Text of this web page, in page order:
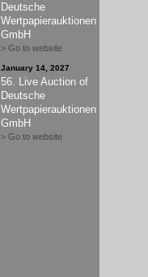
Deutsche
Wertpapierauktionen
GmbH
> Go to website
January 14, 2027
56. Live Auction of
Deutsche
Wertpapierauktionen
GmbH
> Go to website